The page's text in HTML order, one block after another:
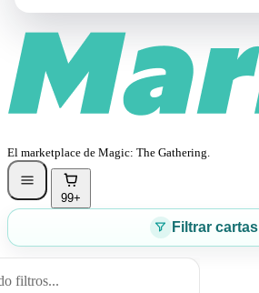
El marketplace de Magic: The Gathering.
99+
Filtrar cartas
filtros...